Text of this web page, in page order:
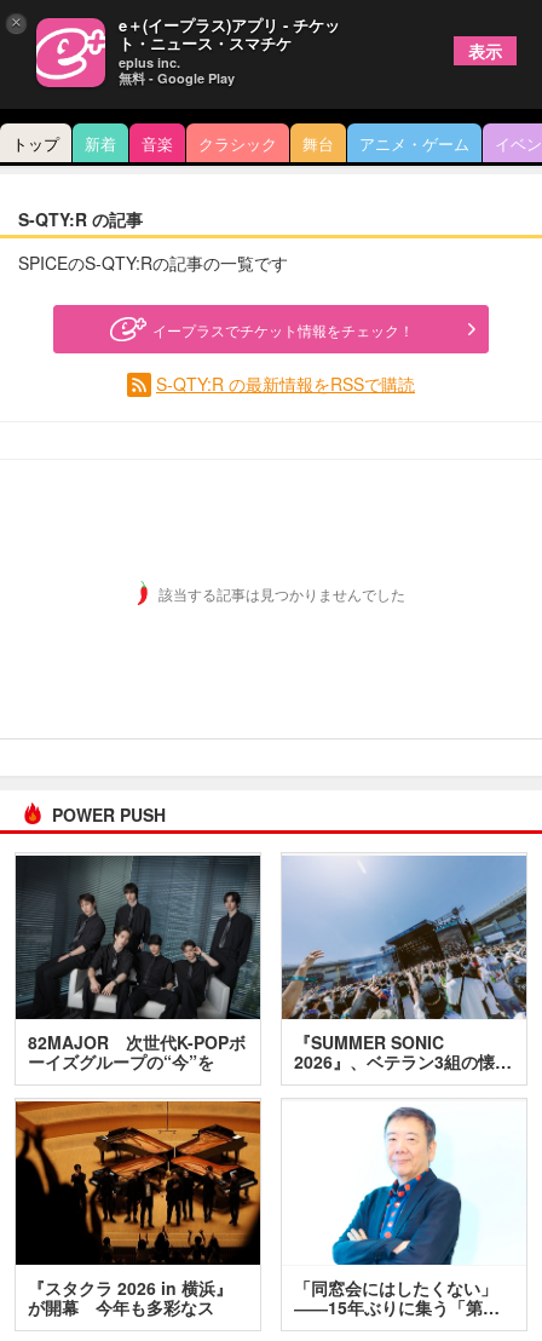
トップ 新着 音楽 クラシック 舞台 アニメ・ゲーム イベ
S-QTY:R の記事
SPICEのS-QTY:Rの記事の一覧です
イープラスでチケット情報をチェック！
S-QTY:R の最新情報をRSSで購読
該当する記事は見つかりませんでした
POWER PUSH
82MAJOR 次世代K-POPボ
ーイズグループの“今”を
訊…
『SUMMER SONIC
2026』、ベテラン3組の懐…
『スタクラ 2026 in 横浜』
が開幕 今年も多彩なス
テ…
「同窓会にはしたくない」
――15年ぶりに集う「第…
× e＋(イープラス)アプリ - チケッ
ト・ニュース・スマチケ
eplus inc.
無料 - Google Play
表示